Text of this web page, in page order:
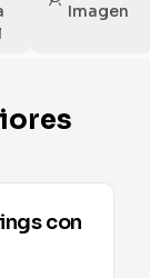
Imagen
con